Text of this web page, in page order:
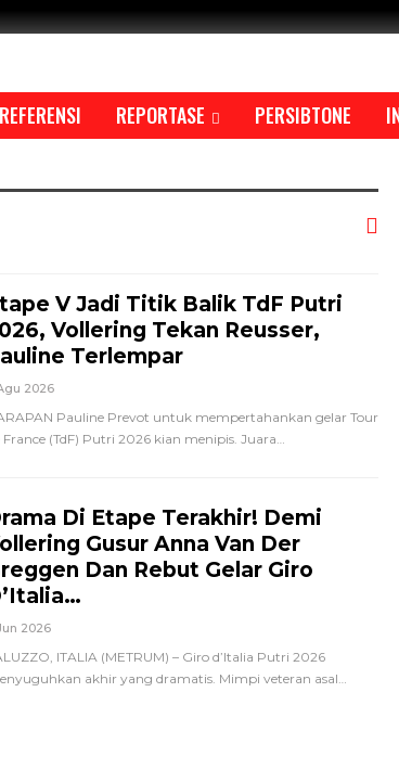
REFERENSI REPORTASE PERSIBTONE
V Jadi Titik Balik TdF Putri
Vollering Tekan Reusser,
Terlempar
2026
Pauline Prevot untuk mempertahankan gelar Tour
France (TdF) Putri 2026 kian menipis. Juara
Di Etape Terakhir! Demi
Gusur Anna Van Der
Dan Rebut Gelar Giro
2026
ITALIA (METRUM) – Giro d’Italia Putri 2026
akhir yang dramatis. Mimpi veteran asal
REPORTASE
Di…